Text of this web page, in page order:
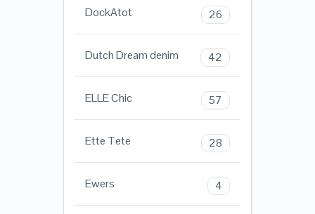
DockAtot 26
Dutch Dream denim 42
ELLE Chic 57
Ette Tete 28
Ewers 4